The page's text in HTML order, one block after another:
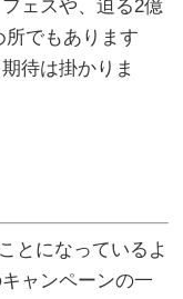
ェスや、迫る2億
所でもあります
待は掛かりま
とになっているよ
ャンペーンの一